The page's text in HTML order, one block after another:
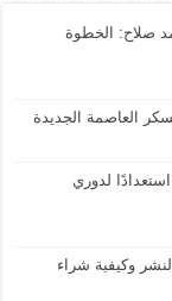
صلاح: الخطوة
العاصمة الجديدة
لدوري
وكيفية شراء